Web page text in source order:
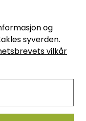
og
syverden.
vilkår